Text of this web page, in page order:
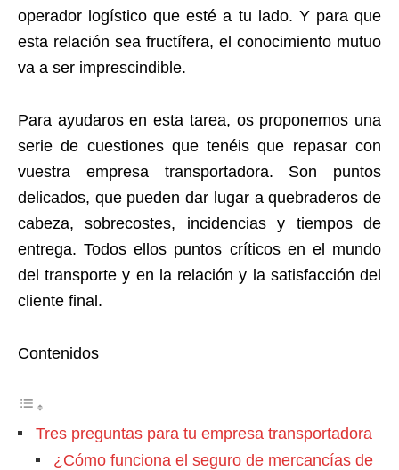
operador logístico que esté a tu lado. Y para que
esta relación sea fructífera, el conocimiento mutuo
va a ser imprescindible.
Para ayudaros en esta tarea, os proponemos una
serie de cuestiones que tenéis que repasar con
vuestra empresa transportadora. Son puntos
delicados, que pueden dar lugar a quebraderos de
cabeza, sobrecostes, incidencias y tiempos de
entrega. Todos ellos puntos críticos en el mundo
del transporte y en la relación y la satisfacción del
cliente final.
Contenidos
Tres preguntas para tu empresa transportadora
¿Cómo funciona el seguro de mercancías de